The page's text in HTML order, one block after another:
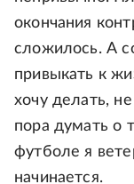
окончания
сложилось. А
привыкать к
хочу делать,
пора думать о
футболе я
начинается.